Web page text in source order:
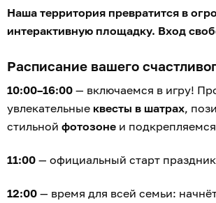
Наша территория превратится в
интерактивную площадку. Вход
Расписание вашего
10:00–16:00 — включаемся в игру!
увлекательные квесты в шатрах,
стильной фотозоне и
11:00 — официальный старт
12:00 — время для всей семьи: